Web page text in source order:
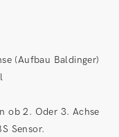
(Aufbau Baldinger)
ob 2. Oder 3. Achse
Sensor.